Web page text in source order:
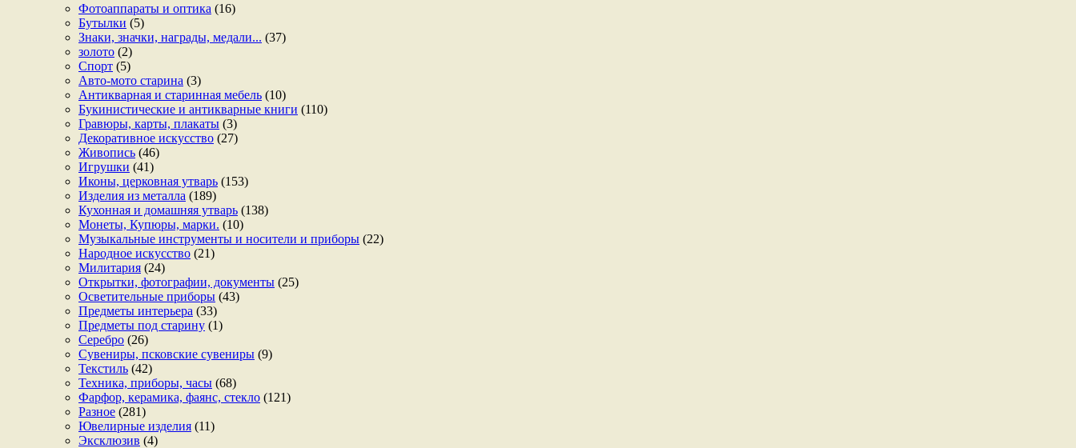
Фотоаппараты и оптика (16)
Бутылки (5)
Знаки, значки, награды, медали... (37)
золото (2)
Спорт (5)
Авто-мото старина (3)
Антикварная и старинная мебель (10)
Букинистические и антикварные книги (110)
Гравюры, карты, плакаты (3)
Декоративное искусство (27)
Живопись (46)
Игрушки (41)
Иконы, церковная утварь (153)
Изделия из металла (189)
Кухонная и домашняя утварь (138)
Монеты, Купюры, марки. (10)
Музыкальные инструменты и носители и приборы (22)
Народное искусство (21)
Милитария (24)
Открытки, фотографии, документы (25)
Осветительные приборы (43)
Предметы интерьера (33)
Предметы под старину (1)
Серебро (26)
Сувениры, псковские сувениры (9)
Текстиль (42)
Техника, приборы, часы (68)
Фарфор, керамика, фаянс, стекло (121)
Разное (281)
Ювелирные изделия (11)
Эксклюзив (4)